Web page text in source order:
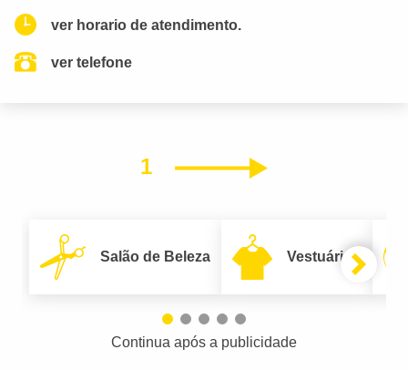
ver horario de atendimento.
ver telefone
1 Próximo
Salão de Beleza Vestuário
Continua após a publicidade